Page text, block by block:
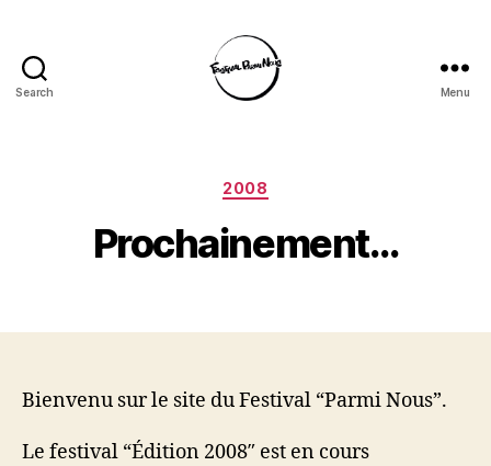
Search Menu
Categories
2008
Prochainement…
Bienvenu sur le site du Festival “Parmi Nous”.
Le festival “Édition 2008″ est en cours